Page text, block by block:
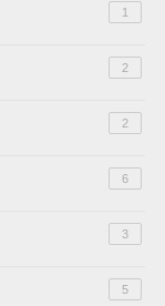
1
2
2
6
3
5